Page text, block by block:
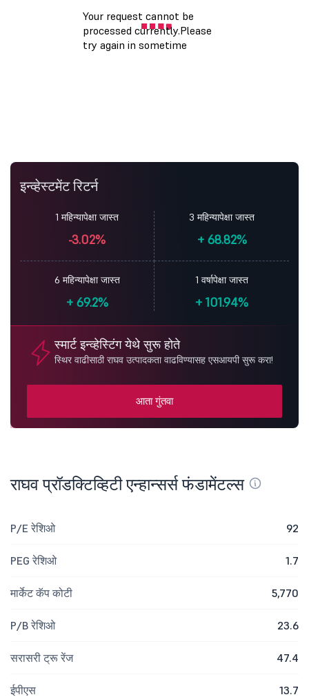
इन्व्हेस्टमेंट रिटर्न
1 महिन्यापेक्षा जास्त
-3.02%
3 महिन्यापेक्षा जास्त
+68.82%
6 महिन्यापेक्षा जास्त
+69.2%
1 वर्षापेक्षा जास्त
+ 101.94%
स्मार्ट इन्व्हेस्टिंग येथे सुरू होते
स्थिर वाढीसाठी राघव उत्पादकता वाढविण्यासह एसआयपी सुरू करा!
आता गुंतवा
राघव प्रॉडक्टिव्हिटी एन्हान्सर्स फंडामेंटल्स
P/E रेशिओ 92
PEG रेशिओ 1.7
मार्केट कॅप कोटी 5,770
P/B रेशिओ 23.6
सरासरी ट्रू रेंज 47.4
ईपीएस 13.7